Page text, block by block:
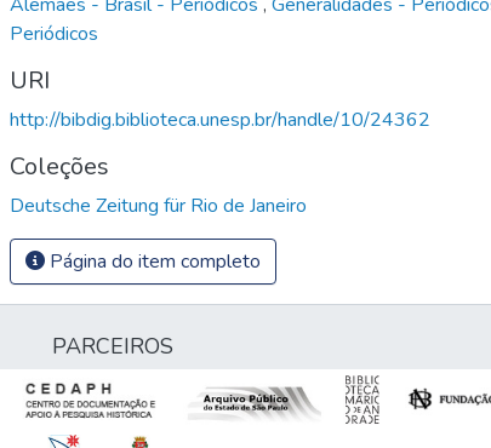
Periódicos
URI
http://bibdig.biblioteca.unesp.br/handle/10/24362
Coleções
Deutsche Zeitung für Rio de Janeiro
Página do item completo
PARCEIROS